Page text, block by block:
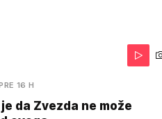
16 H
da Zvezda ne može